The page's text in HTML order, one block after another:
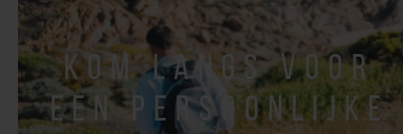
kom langs voor
een persoonlijke